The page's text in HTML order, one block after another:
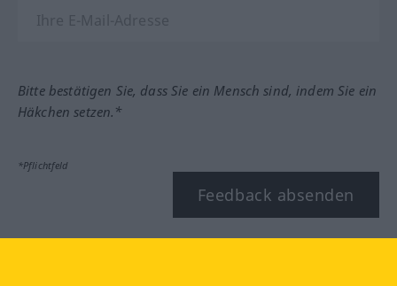
Bitte bestätigen Sie, dass Sie ein Mensch sind, indem Sie ein
Häkchen setzen.*
*Pflichtfeld
Feedback absenden